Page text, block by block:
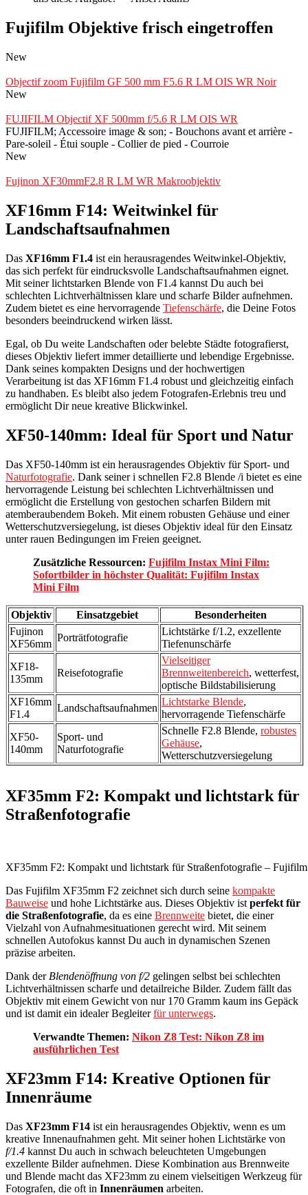
Fujifilm Objektive frisch eingetroffen
New
Objectif zoom Fujifilm GF 500 mm F5.6 R LM OIS WR Noir
New
FUJIFILM Objectif XF 500mm f/5.6 R LM OIS WR
FUJIFILM; Accessoire image & son; - Bouchons avant et arrière -
Pare-soleil - Étui souple - Collier de pied - Courroie
New
Fujinon XF30mmF2.8 R LM WR Makroobjektiv
XF16mm F14: Weitwinkel für
Landschaftsaufnahmen
Das XF16mm F1.4 ist ein herausragendes Weitwinkel-Objektiv,
das sich perfekt für eindrucksvolle Landschaftsaufnahmen eignet.
Mit seiner lichtstarken Blende von F1.4 kannst Du auch bei
schlechten Lichtverhältnissen klare und scharfe Bilder aufnehmen.
Zudem bietet es eine hervorragende Tiefenschärfe, die Deine Fotos
besonders beeindruckend wirken lässt.
Egal, ob Du weite Landschaften oder belebte Städte fotografierst,
dieses Objektiv liefert immer detaillierte und lebendige Ergebnisse.
Dank seines kompakten Designs und der hochwertigen
Verarbeitung ist das XF16mm F1.4 robust und gleichzeitig einfach
zu handhaben. Es bleibt also jedem Fotografen-Erlebnis treu und
ermöglicht Dir neue kreative Blickwinkel.
XF50-140mm: Ideal für Sport und Natur
Das XF50-140mm ist ein herausragendes Objektiv für Sport- und
Naturfotografie. Dank seiner i schnellen F2.8 Blende /i bietet es eine
hervorragende Leistung bei schlechten Lichtverhältnissen und
ermöglicht die Erstellung von gestochen scharfen Bildern mit
atemberaubendem Bokeh. Mit einem robusten Gehäuse und einer
Wetterschutzversiegelung, ist dieses Objektiv ideal für den Einsatz
unter rauen Bedingungen im Freien geeignet.
Zusätzliche Ressourcen: Fujifilm Instax Mini Film:
Sofortbilder in höchster Qualität: Fujifilm Instax
Mini Film
Objektiv Einsatzgebiet
Besonderheiten
Fujinon
XF56mm
Porträtfotografie
Lichtstärke f/1.2, exzellente
Tiefenunschärfe
XF18-
135mm
Reisefotografie
Vielseitiger
Brennweitenbereich, wetterfest,
optische Bildstabilisierung
XF16mm
F1.4
Landschaftsaufnahmen
Lichtstarke Blende,
hervorragende Tiefenschärfe
XF50-
140mm
Sport- und
Naturfotografie
Schnelle F2.8 Blende, robustes
Gehäuse,
Wetterschutzversiegelung
XF35mm F2: Kompakt und lichtstark für
Straßenfotografie
XF35mm F2: Kompakt und lichtstark für Straßenfotografie –
Das Fujifilm XF35mm F2 zeichnet sich durch seine kompakte
Bauweise und hohe Lichtstärke aus. Dieses Objektiv ist perfekt für
die Straßenfotografie, da es eine Brennweite bietet, die einer
Vielzahl von Aufnahmesituationen gerecht wird. Mit seinem
schnellen Autofokus kannst Du auch in dynamischen Szenen
präzise arbeiten.
Dank der Blendenöffnung von f/2 gelingen selbst bei schlechten
Lichtverhältnissen scharfe und detailreiche Bilder. Zudem fällt das
Objektiv mit einem Gewicht von nur 170 Gramm kaum ins Gepäck
und ist damit ein idealer Begleiterfür unterwegs.
Verwandte Themen: Nikon Z8 Test: Nikon Z8 im
ausführlichen Test
XF23mm F14: Kreative Optionen für
Innenräume
Das XF23mm F14 ist ein herausragendes Objektiv, wenn es um
kreative Innenaufnahmen geht. Mit seiner hohen Lichtstärke von
f/1.4 kannst Du auch in schwach beleuchteten Umgebungen
exzellente Bilder aufnehmen. Diese Kombination aus Brennweite
und Blende macht das XF23mm zu einem vielseitigen Werkzeug für
Fotografen, die oft in Innenräumen arbeiten.